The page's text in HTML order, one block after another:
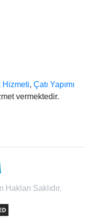
Hizmeti, Çatı Yapımı
vermektedir.
Saklıdır.